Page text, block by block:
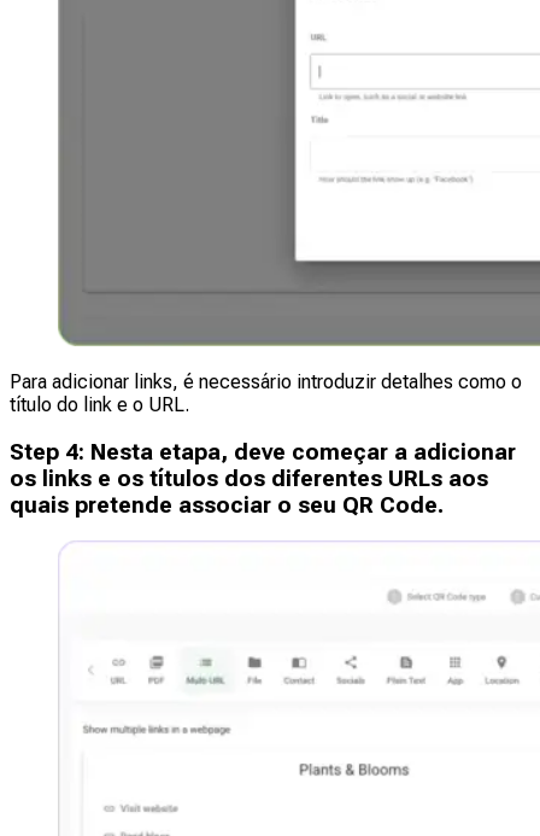
Para adicionar links, é necessário introduzir detalhes como o
título do link e o URL.
Step 4: Nesta etapa, deve começar a adicionar
os links e os títulos dos diferentes URLs aos
quais pretende associar o seu QR Code.